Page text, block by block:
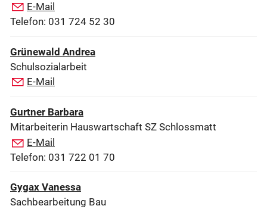
E-Mail
Telefon: 031 724 52 30
Grünewald Andrea
Schulsozialarbeit
E-Mail
Gurtner Barbara
Mitarbeiterin Hauswartschaft SZ Schlossmatt
E-Mail
Telefon: 031 722 01 70
Gygax Vanessa
Sachbearbeitung Bau